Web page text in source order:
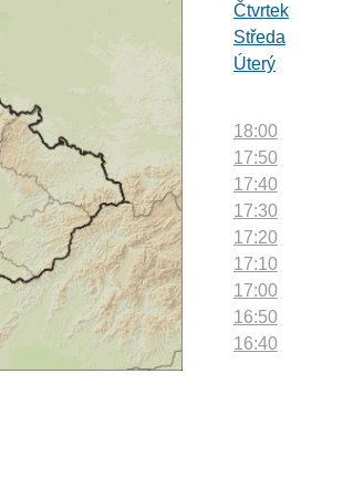
Čtvrtek
Středa
Úterý
18:00
17:50
17:40
17:30
17:20
17:10
17:00
16:50
16:40